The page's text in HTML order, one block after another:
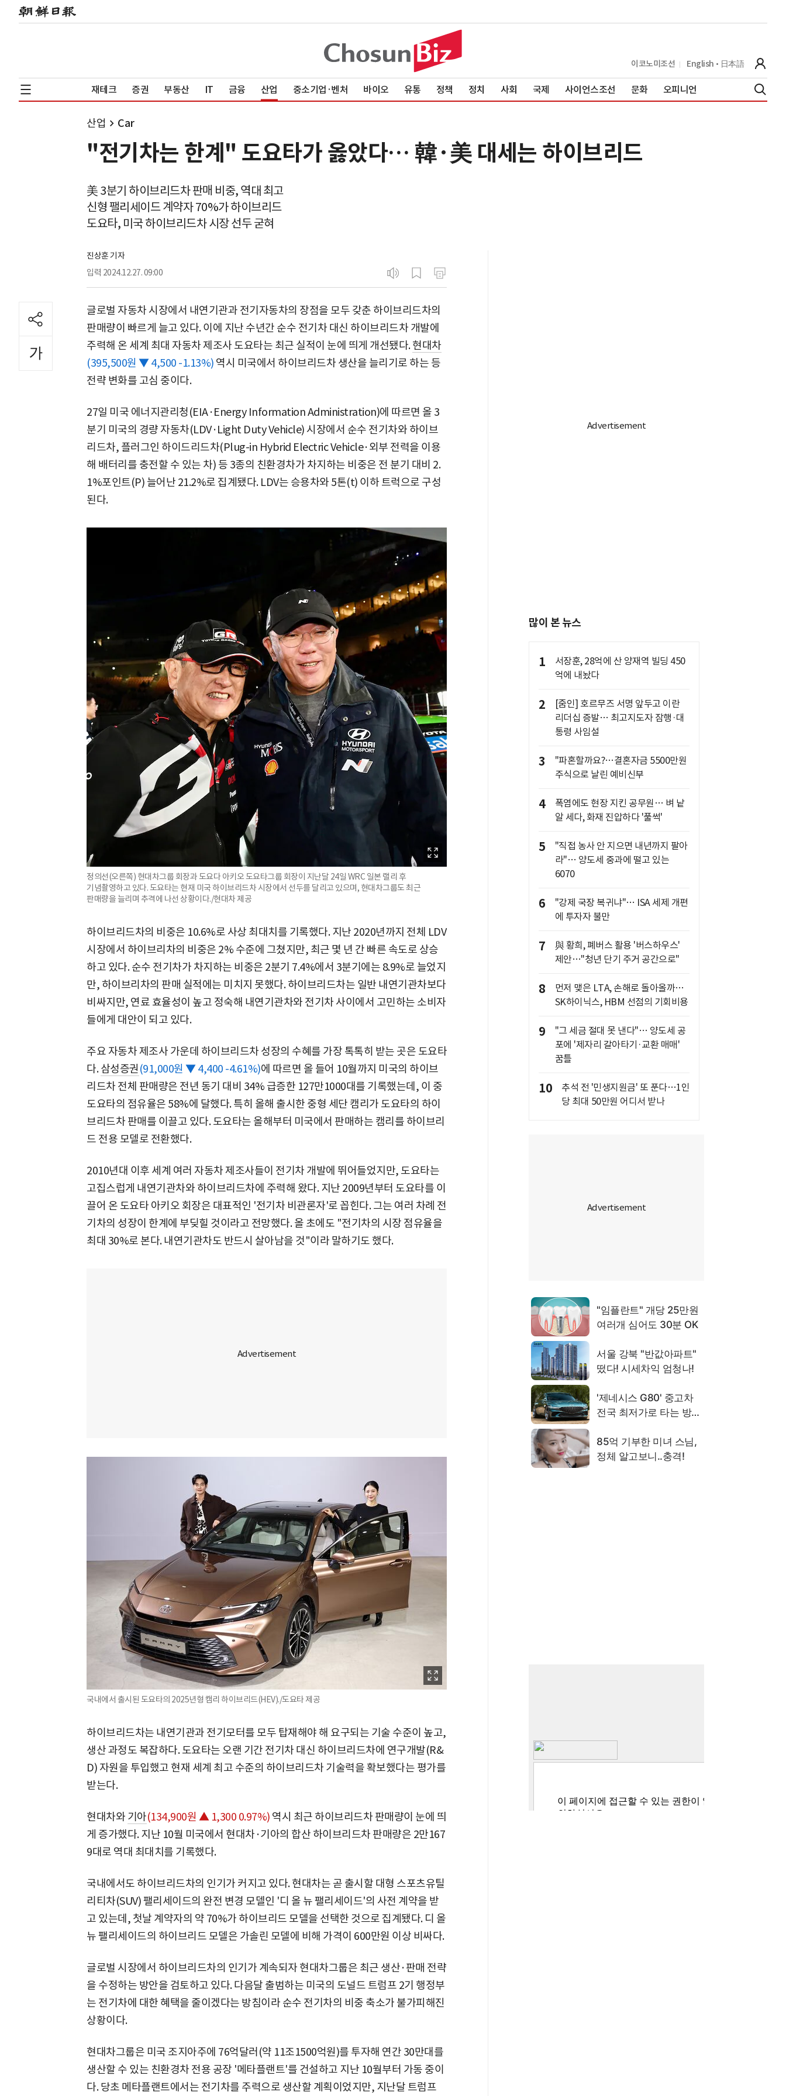
이코노미조선 English 日本語
재테크 증권 부동산 IT 금융 산업 중소기업·벤처 바이오 유통 정책 정치 사회 국제 사이언스조선 문화 오피니언
산업 Car
"전기차는 한계" 도요타가 옳았다… 韓·美 대세는 하이브리드
美 3분기 하이브리드차 판매 비중, 역대 최고
신형 팰리세이드 계약자 70%가 하이브리드
도요타, 미국 하이브리드차 시장 선두 굳혀
진상훈 기자
입력 2024.12.27. 09:00
글로벌 자동차 시장에서 내연기관과 전기자동차의 장점을 모두 갖춘 하이브리드차의
판매량이 빠르게 늘고 있다. 이에 지난 수년간 순수 전기차 대신 하이브리드차 개발에
주력해 온 세계 최대 자동차 제조사 도요타는 최근 실적이 눈에 띄게 개선됐다.현대차
(395,500원 ▼ 4,500 -1.13%) 역시 미국에서 하이브리드차 생산을 늘리기로 하는 등
전략 변화를 고심 중이다.
27일 미국 에너지관리청(EIA·Energy Information Administration)에 따르면 올 3
분기 미국의 경량 자동차(LDV·Light Duty Vehicle) 시장에서 순수 전기차와 하이브
리드차, 플러그인 하이드리드차(Plug-in Hybrid Electric Vehicle·외부 전력을 이용
해 배터리를 충전할 수 있는 차) 등 3종의 친환경차가 차지하는 비중은 전 분기 대비 2.
1%포인트(P) 늘어난 21.2%로 집계됐다. LDV는 승용차와 5톤(t) 이하 트럭으로 구성
된다.
정의선(오른쪽) 현대차그룹 회장과 도요다 아키오 도요타그룹 회장이 지난달 24일 WRC 일본 랠리 후
기념촬영하고 있다. 도요타는 현재 미국 하이브리드차 시장에서 선두를 달리고 있으며, 현대차그룹도 최근
판매량을 늘리며 추격에 나선 상황이다./현대차 제공
하이브리드차의 비중은 10.6%로 사상 최대치를 기록했다. 지난 2020년까지 전체 LDV
시장에서 하이브리차의 비중은 2% 수준에 그쳤지만, 최근 몇 년 간 빠른 속도로 상승
하고 있다. 순수 전기차가 차지하는 비중은 2분기 7.4%에서 3분기에는 8.9%로 늘었지
만, 하이브리차의 판매 실적에는 미치지 못했다. 하이브리드차는 일반 내연기관차보다
비싸지만, 연료 효율성이 높고 정숙해 내연기관차와 전기차 사이에서 고민하는 소비자
들에게 대안이 되고 있다.
주요 자동차 제조사 가운데 하이브리드차 성장의 수혜를 가장 톡톡히 받는 곳은 도요타
다.삼성증권 (91,000원 ▼ 4,400 -4.61%)에 따르면 올 들어 10월까지 미국의 하이브
리드차 전체 판매량은 전년 동기 대비 34% 급증한 127만1000대를 기록했는데, 이 중
도요타의 점유율은 58%에 달했다. 특히 올해 출시한 중형 세단 캠리가 도요타의 하이
브리드차 판매를 이끌고 있다. 도요타는 올해부터 미국에서 판매하는 캠리를 하이브리
드 전용 모델로 전환했다.
2010년대 이후 세계 여러 자동차 제조사들이 전기차 개발에 뛰어들었지만, 도요타는
고집스럽게 내연기관차와 하이브리드차에 주력해 왔다. 지난 2009년부터 도요타를 이
끌어 온 도요타 아키오 회장은 대표적인 '전기차 비관론자'로 꼽힌다. 그는 여러 차례 전
기차의 성장이 한계에 부딪힐 것이라고 전망했다. 올 초에도 "전기차의 시장 점유율을
최대 30%로 본다. 내연기관차도 반드시 살아남을 것"이라 말하기도 했다.
국내에서 출시된 도요타의 2025년형 캠리 하이브리드(HEV)./도요타 제공
하이브리드차는 내연기관과 전기모터를 모두 탑재해야 해 요구되는 기술 수준이 높고,
생산 과정도 복잡하다. 도요타는 오랜 기간 전기차 대신 하이브리드차에 연구개발(R&
D) 자원을 투입했고 현재 세계 최고 수준의 하이브리드차 기술력을 확보했다는 평가를
받는다.
현대차와 기아(134,900원 ▲ 1,300 0.97%) 역시 최근 하이브리드차 판매량이 눈에 띄
게 증가했다. 지난 10월 미국에서 현대차·기아의 합산 하이브리드차 판매량은 2만167
9대로 역대 최대치를 기록했다.
국내에서도 하이브리드차의 인기가 커지고 있다. 현대차는 곧 출시할 대형 스포츠유틸
리티차(SUV) 팰리세이드의 완전 변경 모델인 '디 올 뉴 팰리세이드'의 사전 계약을 받
고 있는데, 첫날 계약자의 약 70%가 하이브리드 모델을 선택한 것으로 집계됐다. 디 올
뉴 팰리세이드의 하이브리드 모델은 가솔린 모델에 비해 가격이 600만원 이상 비싸다.
글로벌 시장에서 하이브리드차의 인기가 계속되자 현대차그룹은 최근 생산·판매 전략
을 수정하는 방안을 검토하고 있다. 다음달 출범하는 미국의 도널드 트럼프 2기 행정부
는 전기차에 대한 혜택을 줄이겠다는 방침이라 순수 전기차의 비중 축소가 불가피해진
상황이다.
현대차그룹은 미국 조지아주에 76억달러(약 11조1500억원)를 투자해 연간 30만대를
생산할 수 있는 친환경차 전용 공장 '메타플랜트'를 건설하고 지난 10월부터 가동 중이
다. 당초 메타플랜트에서는 전기차를 주력으로 생산할 계획이었지만, 지난달 트럼프
많이 본 뉴스
1
서장훈, 28억에 산 양재역 빌딩 450
억에 내놨다
2
[줌인] 호르무즈 서명 앞두고 이란
리더십 증발… 최고지도자 잠행·대
통령 사임설
3
"파혼할까요?…결혼자금 5500만원
주식으로 날린 예비신부
4
폭염에도 현장 지킨 공무원… 벼 낱
알 세다, 화재 진압하다 '풀썩'
5
"직접 농사 안 지으면 내년까지 팔아
라"… 양도세 중과에 떨고 있는
6070
6
"강제 국장 복귀냐"… ISA 세제 개편
에 투자자 불만
7
與 황희, 폐버스 활용 '버스하우스'
제안…"청년 단기 주거 공간으로"
8
먼저 맺은 LTA, 손해로 돌아올까…
SK하이닉스, HBM 선점의 기회비용
9
"그 세금 절대 못 낸다"… 양도세 공
포에 '제자리 갈아타기·교환 매매'
꿈틀
10
추석 전 '민생지원금' 또 푼다…1인
당 최대 50만원 어디서 받나